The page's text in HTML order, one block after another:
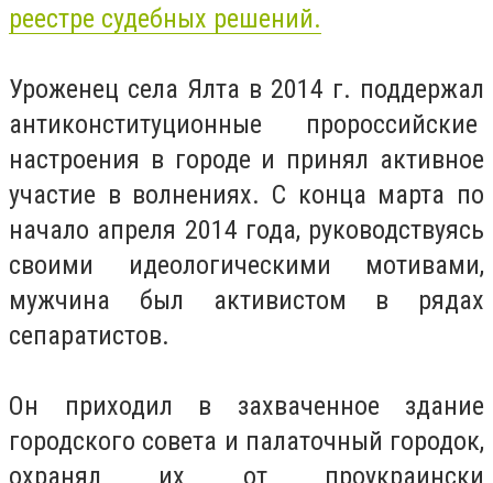
реестре судебных решений.
Уроженец села Ялта в 2014 г. поддержал
антиконституционные пророссийские
настроения в городе и принял активное
участие в волнениях. С конца марта по
начало апреля 2014 года, руководствуясь
своими идеологическими мотивами,
мужчина был активистом в рядах
сепаратистов.
Он приходил в захваченное здание
городского совета и палаточный городок,
охранял их от проукраински